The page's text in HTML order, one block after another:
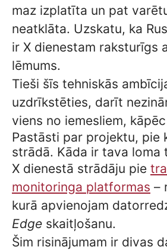
maz izplatīta un pat
neatklāta. Uzskatu, ka
ir X dienestam raksturīgs
lēmums.
Tieši šīs tehniskās
uzdrīkstēties, darīt
viens no iemesliem,
Pastāsti par projektu, pie
strādā. Kāda ir tava loma
X dienestā strādāju pie
monitoringa platformas –
kurā apvienojam
Edge skaitļošanu.
Šim risinājumam ir divas